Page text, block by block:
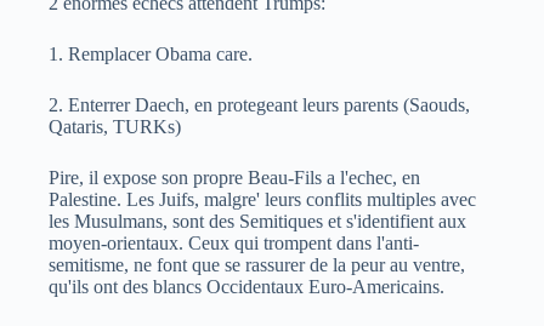
1. Remplacer Obama care.
2. Enterrer Daech, en protegeant leurs parents (Saouds,
Qataris, TURKs)
Pire, il expose son propre Beau-Fils a l'echec, en
Palestine. Les Juifs, malgre' leurs conflits multiples avec
les Musulmans, sont des Semitiques et s'identifient aux
moyen-orientaux. Ceux qui trompent dans l'anti-
semitisme, ne font que se rassurer de la peur au ventre,
qu'ils ont des blancs Occidentaux Euro-Americains.